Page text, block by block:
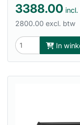
3388.00
2800.00 excl. btw
In